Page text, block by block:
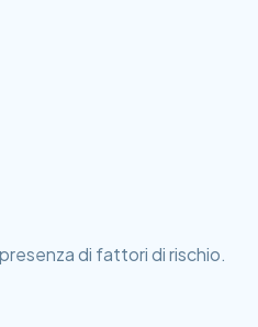
di fattori di rischio.